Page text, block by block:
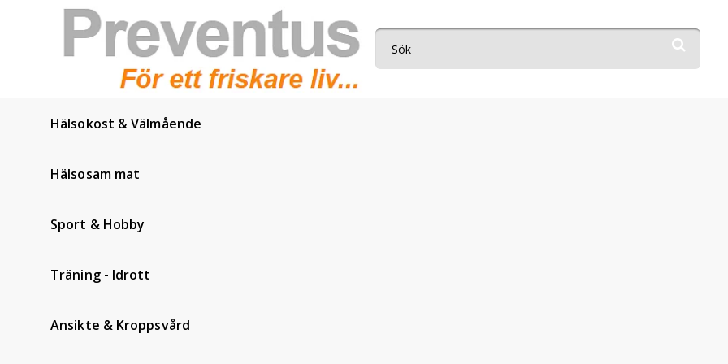
Hälsokost & Välmående
Hälsosam mat
Sport & Hobby
Träning - Idrott
Ansikte & Kroppsvård